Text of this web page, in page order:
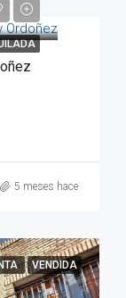
5 meses hace
VENDIDA